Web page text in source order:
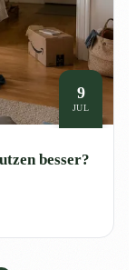
9
JUL
besser?